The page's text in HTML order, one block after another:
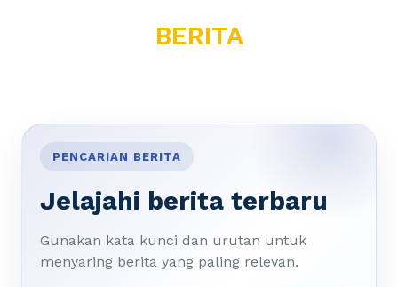
BERITA
PENCARIAN BERITA
Jelajahi berita terbaru
Gunakan kata kunci dan urutan untuk
menyaring berita yang paling relevan.